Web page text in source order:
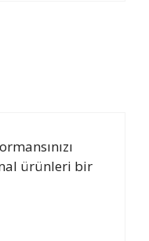
ürünleri bir